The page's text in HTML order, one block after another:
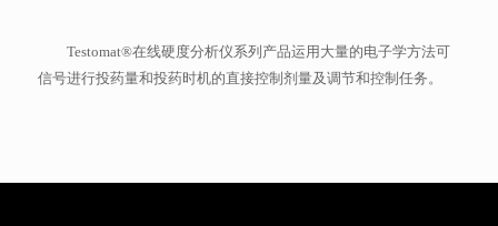
Testomat®在线硬度分析仪系列产品运用大量的电子学方法可
信号进行投药量和投药时机的直接控制剂量及调节和控制任务。